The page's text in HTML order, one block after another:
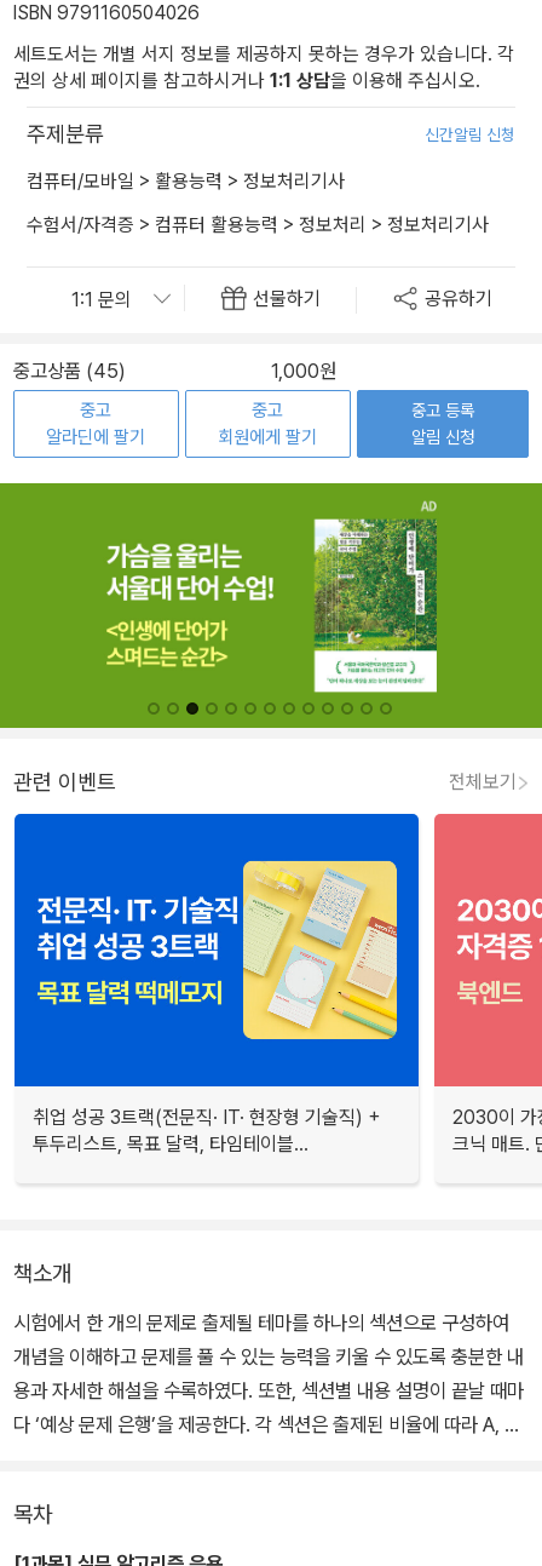
ISBN 9791160504026
세트도서는 개별 서지 정보를 제공하지 못하는 경우가 있습니다. 각
권의 상세 페이지를 참고하시거나 1:1 상담을 이용해 주십시오.
주제분류 신간알림 신청
컴퓨터/모바일 > 활용능력 > 정보처리기사
수험서/자격증 > 컴퓨터 활용능력 > 정보처리 > 정보처리기사
선물하기 공유하기
중고상품 (45) 1,000원
중고
알라딘에 팔기
중고
회원에게 팔기
중고 등록
알림 신청
관련 이벤트 전체보기
취업 성공 3트랙(전문직· IT· 현장형 기술직) +
투두리스트, 목표 달력, 타임테이블...
2030이 가
크닉 매트.
책소개
시험에서 한 개의 문제로 출제될 테마를 하나의 섹션으로 구성하여
개념을 이해하고 문제를 풀 수 있는 능력을 키울 수 있도록 충분한 내
용과 자세한 해설을 수록하였다. 또한, 섹션별 내용 설명이 끝날 때마
다 ‘예상 문제 은행’을 제공한다. 각 섹션은 출제된 비율에 따라 A, B,
목차